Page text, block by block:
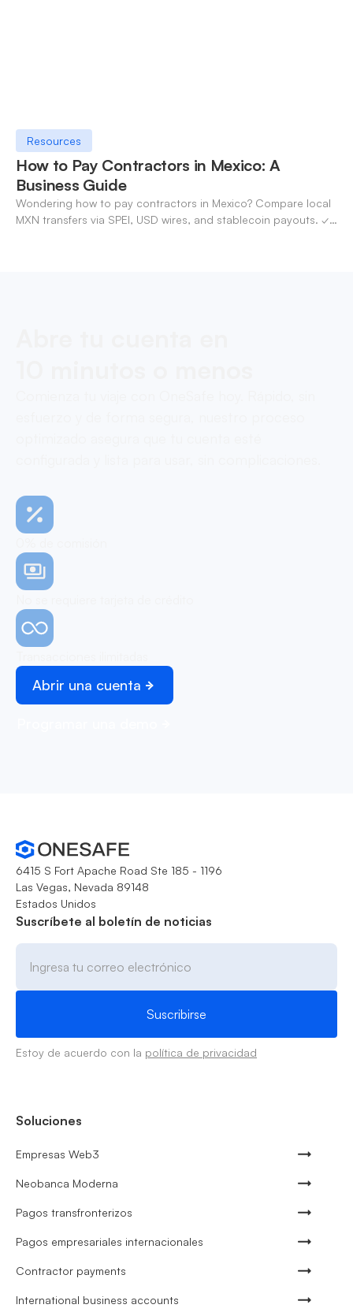
Resources
How to Pay Contractors in Mexico: A
Business Guide
Wondering how to pay contractors in Mexico? Compare local
MXN transfers via SPEI, USD wires, and stablecoin payouts. ✓
Abrir una cuenta
6415 S Fort Apache Road Ste 185 - 1196
Las Vegas, Nevada 89148
Estados Unidos
Suscríbete al boletín de noticias
Estoy de acuerdo con la política de privacidad
Soluciones
Empresas Web3
Neobanca Moderna
Pagos transfronterizos
Pagos empresariales internacionales
Contractor payments
International business accounts